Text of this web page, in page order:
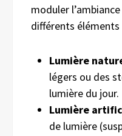
moduler
différents éléments
Lumière
légers ou des
lumière du jour.
Lumière
de lumière